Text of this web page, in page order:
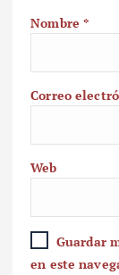
Nombre*
Correo
Web
Guardar
en este